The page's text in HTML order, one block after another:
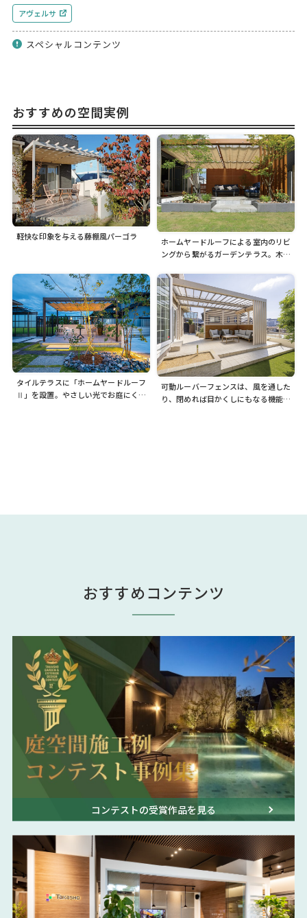
アヴェルサ
スペシャルコンテンツ
おすすめの空間実例
軽快な印象を与える藤棚風パーゴラ
ホームヤードルーフによる室内のリビ
ングから繋がるガーデンテラス。木目
す
タイルテラスに「ホームヤードルーフ
Ⅱ」を設置。やさしい光でお庭にくつ
可動ルーバーフェンスは、風を通した
り、閉めれば目かくしにもなる機能的
おすすめコンテンツ
コンテストの受賞作品を見る